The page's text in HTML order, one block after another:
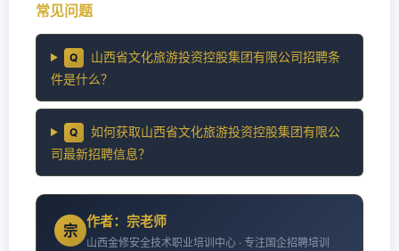
常见问题
Q
山西省文化旅游投资控股集团有限公司招聘条
件是什么？
Q
如何获取山西省文化旅游投资控股集团有限公
司最新招聘信息？
宗
作者：宗老师
山西金修安全技术职业培训中心 · 专注国企招聘培训